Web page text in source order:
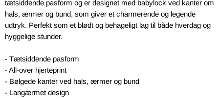
tætsiddende pasform og er designet med babylock ved kanter om
hals, ærmer og bund, som giver et charmerende og legende
udtryk. Perfekt som et blødt og behageligt lag til både hverdag og
hyggelige stunder.
- Tætsiddende pasform
- All-over hjerteprint
- Bølgede kanter ved hals, ærmer og bund
- Langærmet design